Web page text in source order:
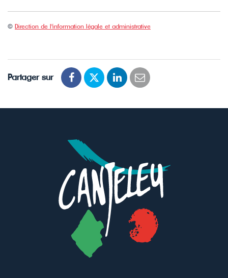
© Direction de l'information légale et administrative
Partager sur
PartagerPartagerPartagerPartager